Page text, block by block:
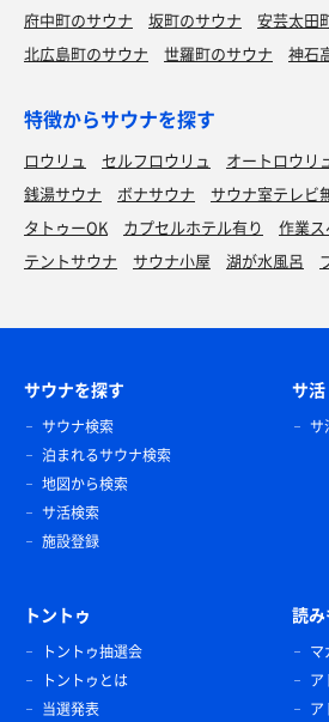
府中町のサウナ
坂町のサウナ
安芸太田
北広島町のサウナ
世羅町のサウナ 神石
特徴からサウナを探す
ロウリュ セルフロウリュ オートロウリ
銭湯サウナ
ボナサウナ サウナ室テレビ
タトゥーOK
カプセルホテル有り
作業
テントサウナ
サウナ小屋 湖が水風呂
サウナを探す
サウナ検索
泊まれるサウナ検索
地図から検索
サ活検索
施設登録
サ活
サ
トントゥ
トントゥ抽選会
トントゥとは
当選発表
読
マ
ア
ア